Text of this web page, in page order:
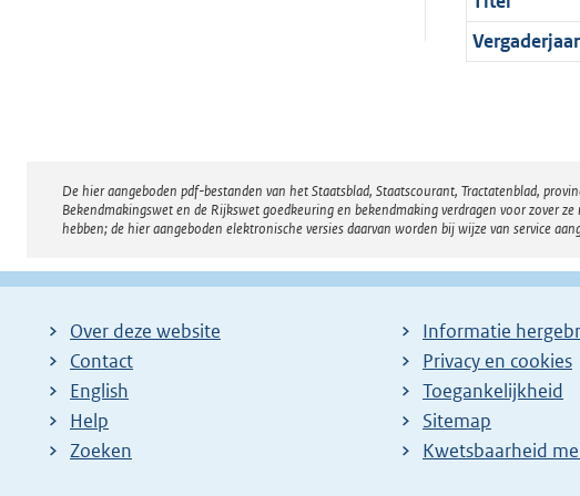
Vergaderjaar
Disclaimer
De hier aangeboden pdf-bestanden van het Staatsblad, Staatscourant, Tractatenblad,
Bekendmakingswet en de Rijkswet goedkeuring en bekendmaking verdragen voor zover
hebben; de hier aangeboden elektronische versies daarvan worden bij wijze van service
Over deze website
Contact
English
Help
Zoeken
Informatie
Privacy en cookies
Toegankelijkheid
Sitemap
E
Kwetsbaarheid